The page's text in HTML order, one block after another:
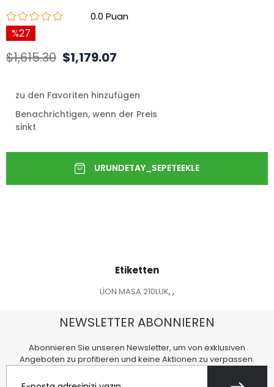
0.0
27
$1,615.30 $1,179.07
zu den Favoriten hinzufügen
Benachrichtigen, wenn der Preis
sinkt
Etiketten
LİON MASA 210LUK, ,
NEWSLETTER ABONNIEREN
Abonnieren Sie unseren Newsletter, um von exklusiven
Angeboten zu profitieren und keine Aktionen zu verpassen.